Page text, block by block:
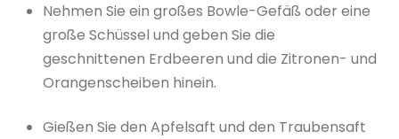
Nehmen Sie ein großes Bowle-Gefäß oder eine
große Schüssel und geben Sie die
geschnittenen Erdbeeren und die Zitronen- und
Orangenscheiben hinein.
Gießen Sie den Apfelsaft und den Traubensaft